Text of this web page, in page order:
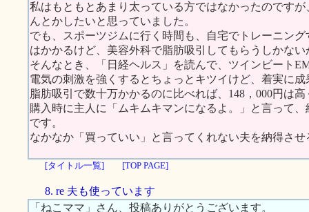
私はもともとあまり太っている方ではなかったのです
んとかしたいと思っていました。
でも、スポーツジムに行く時間も、自宅でトレーニン
はかかるけど、美容外科で脂肪吸引してもらうしかな
そんなとき、「日経ヘルス」を読んで、ツインビート
電気の刺激を強くするとちょっとキツイけど、着実に
脂肪吸引で数十万かかるのに比べれば、148，000円は
購入時に主人に「ムキムキマンになるよ。」と言って
です。
なかなか「買っていい」と言ってくれない夫を納得さ
[タイトル一覧] [TOP PAGE]
8. re 夫も使っています
「ねこママ」さん、投稿ありがとうございます。